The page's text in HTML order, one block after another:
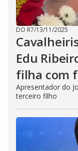
DO R7/13/11/2025
Edu
filha com
Apresentador do
terceiro filho